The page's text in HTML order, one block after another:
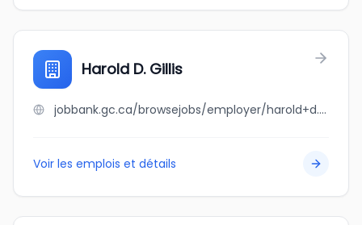
Harold D. Gillis
jobbank.gc.ca/browsejobs/employer/harold+d.+gillis/ca
Voir les emplois et détails